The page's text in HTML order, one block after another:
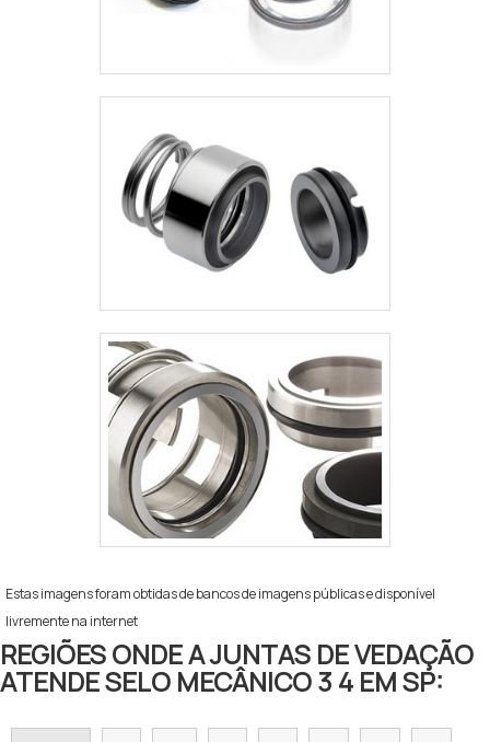
Estas imagens foram obtidas de bancos de imagens públicas e disponível
livremente na internet
REGIÕES ONDE A JUNTAS DE VEDAÇÃO
ATENDE SELO MECÂNICO 3 4 EM SP: